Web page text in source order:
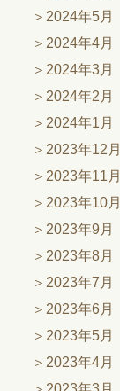
2024年5月
2024年4月
2024年3月
2024年2月
2024年1月
2023年12月
2023年11月
2023年10月
2023年9月
2023年8月
2023年7月
2023年6月
2023年5月
2023年4月